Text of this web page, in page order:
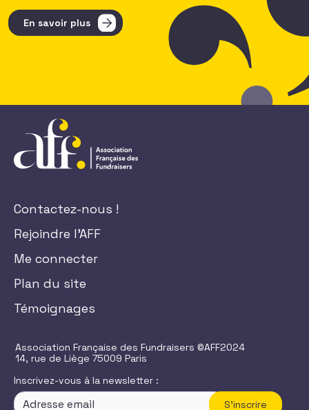
En savoir plus
Contactez-nous !
Rejoindre l'AFF
Me connecter
Plan du site
Témoignages
Association Française des Fundraisers ©AFF2024
14, rue de Liège 75009 Paris
Inscrivez-vous à la newsletter :
S'inscrire